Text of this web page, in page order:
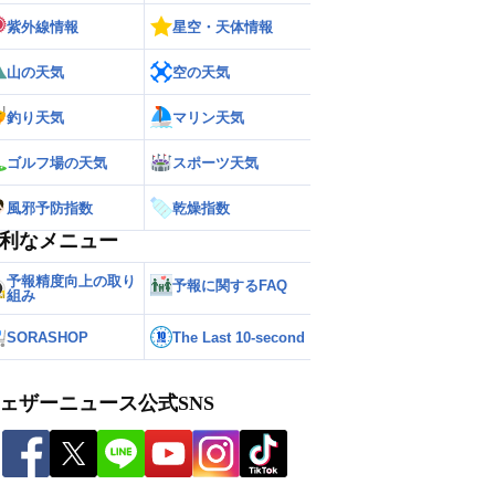
紫外線情報 星空・天体情報
山の天気 空の天気
釣り天気 マリン天気
ゴルフ場の天気 スポーツ天気
風邪予防指数 乾燥指数
なメニュー
予報精度向上の取り
組み
予報に関するFAQ
SORASHOP The Last 10-second
ザーニュース公式SNS